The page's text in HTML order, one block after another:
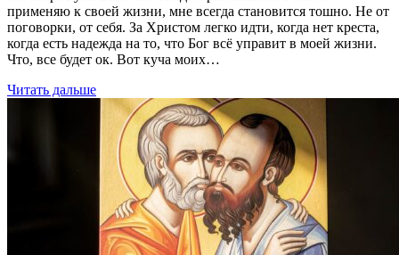
применяю к своей жизни, мне всегда становится тошно. Не от
поговорки, от себя. За Христом легко идти, когда нет креста,
когда есть надежда на то, что Бог всё управит в моей жизни.
Что, все будет ок. Вот куча моих…
Читать дальше